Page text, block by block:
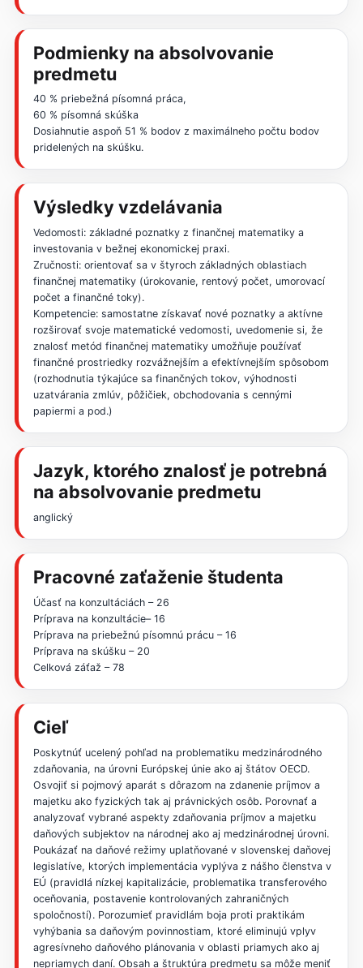
Podmienky na absolvovanie
predmetu
40 % priebežná písomná práca,
60 % písomná skúška
Dosiahnutie aspoň 51 % bodov z maximálneho počtu bodov
pridelených na skúšku.
Výsledky vzdelávania
Vedomosti: základné poznatky z finančnej matematiky a
investovania v bežnej ekonomickej praxi.
Zručnosti: orientovať sa v štyroch základných oblastiach
finančnej matematiky (úrokovanie, rentový počet, umorovací
počet a finančné toky).
Kompetencie: samostatne získavať nové poznatky a aktívne
rozširovať svoje matematické vedomosti, uvedomenie si, že
znalosť metód finančnej matematiky umožňuje používať
finančné prostriedky rozvážnejším a efektívnejším spôsobom
(rozhodnutia týkajúce sa finančných tokov, výhodnosti
uzatvárania zmlúv, pôžičiek, obchodovania s cennými
papiermi a pod.)
Jazyk, ktorého znalosť je potrebná
na absolvovanie predmetu
anglický
Pracovné zaťaženie študenta
Účasť na konzultáciách – 26
Príprava na konzultácie– 16
Príprava na priebežnú písomnú prácu – 16
Príprava na skúšku – 20
Celková záťaž – 78
Cieľ
Poskytnúť ucelený pohľad na problematiku medzinárodného
zdaňovania, na úrovni Európskej únie ako aj štátov OECD.
Osvojiť si pojmový aparát s dôrazom na zdanenie príjmov a
majetku ako fyzických tak aj právnických osôb. Porovnať a
analyzovať vybrané aspekty zdaňovania príjmov a majetku
daňových subjektov na národnej ako aj medzinárodnej úrovni.
Poukázať na daňové režimy uplatňované v slovenskej daňovej
legislatíve, ktorých implementácia vyplýva z nášho členstva v
EÚ (pravidlá nízkej kapitalizácie, problematika transferového
oceňovania, postavenie kontrolovaných zahraničných
spoločností). Porozumieť pravidlám boja proti praktikám
vyhýbania sa daňovým povinnostiam, ktoré eliminujú vplyv
agresívneho daňového plánovania v oblasti priamych ako aj
nepriamych daní. Obsah a štruktúra predmetu sa môže meniť